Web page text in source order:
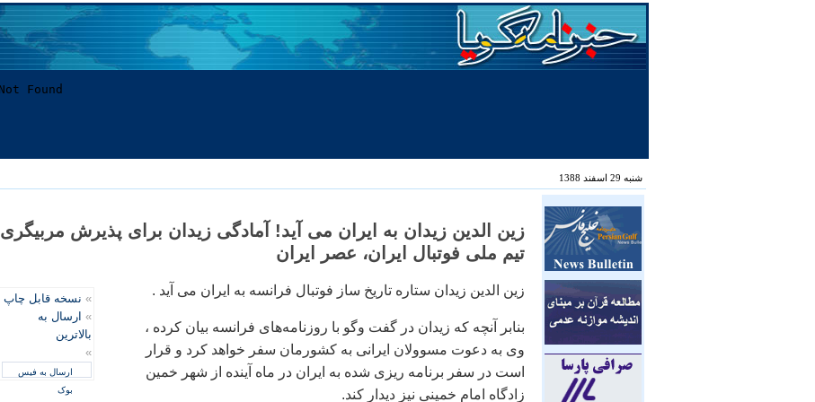
شنبه 29 اسفند 1388
زين الدين زيدان به ايران می آيد! آمادگی زيدان برای پذيرش مربيگری
تيم ملی فوتبال ايران، عصر ايران
» نسخه قابل چاپ
» ارسال به
بالاترین
»
ارسال به فیس
بوک
زين الدين زيدان ستاره تاريخ ساز فوتبال فرانسه به ايران می آيد .
بنابر آنچه که زيدان در گفت وگو با روزنامه‌های فرانسه بيان کرده ،
وی به دعوت مسوولان ايرانی به کشورمان سفر خواهد کرد و قرار
است در سفر برنامه ريزی شده به ايران در ماه آينده از شهر خمين
زادگاه امام خمينی نيز ديدار کند.